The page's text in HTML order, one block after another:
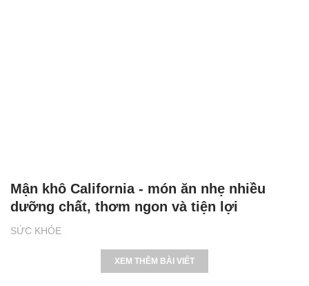
SỨC KHỎE
Mận khô California - món ăn nhẹ nhiều
dưỡng chất, thơm ngon và tiện lợi
XEM THÊM BÀI VIẾT